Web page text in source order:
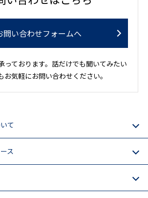
問い合わせフォームへ
っております。話だけでも聞いてみたい
お気軽にお問い合わせください。
て
ス